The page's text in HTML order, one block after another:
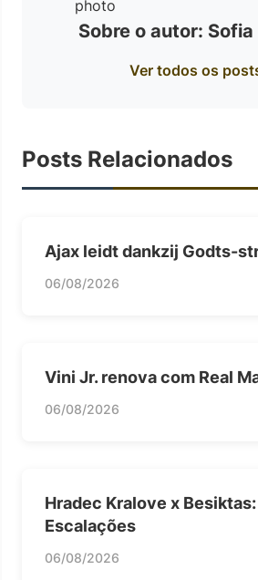
Sobre o autor:
Ver todos os
Posts Relacionados
Ajax leidt dankzij Godts-
06/08/2026
Vini Jr. renova com Real
06/08/2026
Hradec Kralove x
Escalações
06/08/2026